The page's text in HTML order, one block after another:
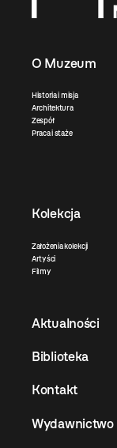
O Muzeum
Historia i misja
Architektura
Zespół
Praca i staże
Kolekcja
Założenia kolekcji
Artyści
Filmy
Aktualności
Biblioteka
Kontakt
Wydawnictwo